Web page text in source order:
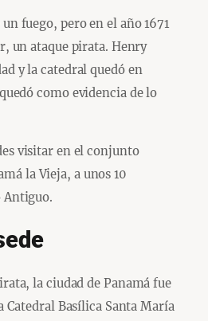
fuego, pero en el año 1671
un ataque pirata. Henry
y la catedral quedó en
como evidencia de lo
visitar en el conjunto
la Vieja, a unos 10
Antiguo.
la ciudad de Panamá fue
Catedral Basílica Santa María